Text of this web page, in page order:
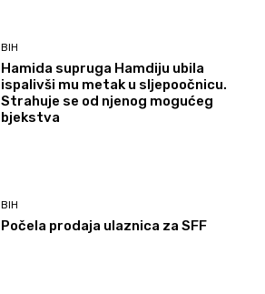
BIH
Hamida supruga Hamdiju ubila
ispalivši mu metak u sljepoočnicu.
Strahuje se od njenog mogućeg
bjekstva
BIH
Počela prodaja ulaznica za SFF